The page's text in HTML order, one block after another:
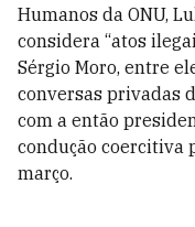
Humanos da ONU,
considera “atos
Sérgio Moro, entre
conversas privadas
com a então
condução coercitiva
março.